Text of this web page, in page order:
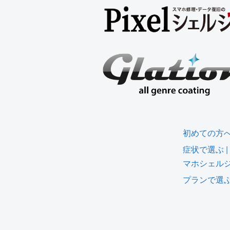
初めての方
症状で選ぶ
マホシェル
プランで選